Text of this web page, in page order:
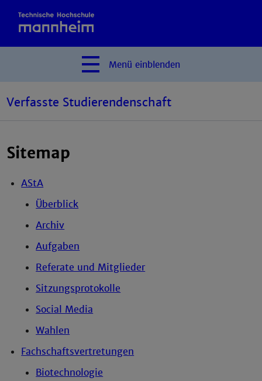
Menü einblenden
Verfasste Studierendenschaft
Sitemap
AStA
Überblick
Archiv
Aufgaben
Referate und Mitglieder
Sitzungsprotokolle
Social Media
Wahlen
Fachschaftsvertretungen
Biotechnologie